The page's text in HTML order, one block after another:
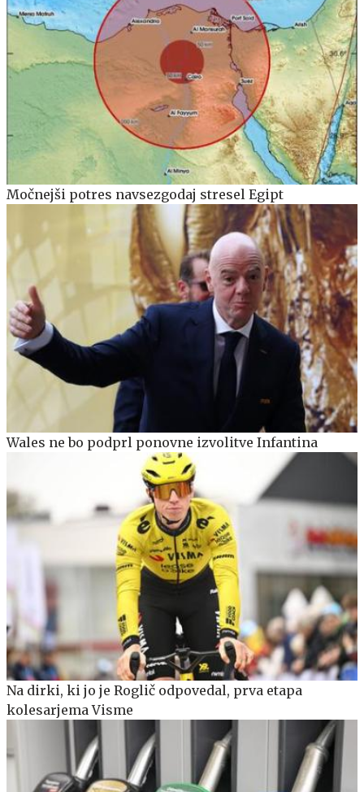
Močnejši potres navsezgodaj stresel Egipt
Wales ne bo podprl ponovne izvolitve Infantina
Na dirki, ki jo je Roglič odpovedal, prva etapa
kolesarjema Visme